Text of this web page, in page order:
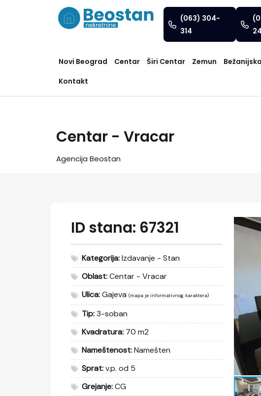
(063) 304-
314
Novi Beograd Centar Širi Centar Zemun
Kontakt
Centar - Vracar
Agencija Beostan
ID stana: 67321
Kategorija:Izdavanje - Stan
Oblast:Centar - Vracar
Ulica:Gajeva (mapa je informativnog karaktera)
Tip:3-soban
Kvadratura: 70 m2
Nameštenost:Namešten
Sprat:v.p. od 5
Grejanje:CG